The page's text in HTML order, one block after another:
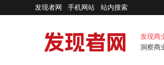
发现者网 手机网站 站内搜索
发现商
洞察商